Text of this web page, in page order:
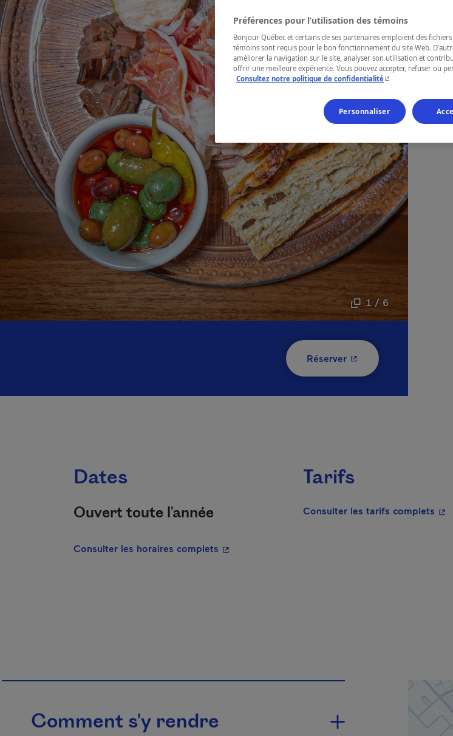
1 / 6
Réserver- Cet hyperlien
Dates
Ouvert toute l'année
Consulter les horaires complets - Cet hyperlien s'ouvrira dans une nouvelle fenêtre.
Tarifs
Consulter les tarifs complets -
Comment s'y rendre
Préférences pour l’utilisation des témoins
Bonjour Québec et certains de ses partenaires emploient des
témoins sont requis pour le bon fonctionnement du site Web.
améliorer la navigation sur le site, analyser son utilisation et
offrir une meilleure expérience. Vous pouvez accepter, refuser ou
Consultez notre politique de confidentialité- Cet hyperlien
Personnaliser